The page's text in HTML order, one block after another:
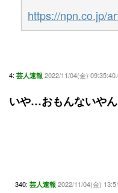
https://npn.co.jp/
4: 芸人速報 2022/11/04(金)
いや…おもんないや
340: 芸人速報 2022/11/04(金)